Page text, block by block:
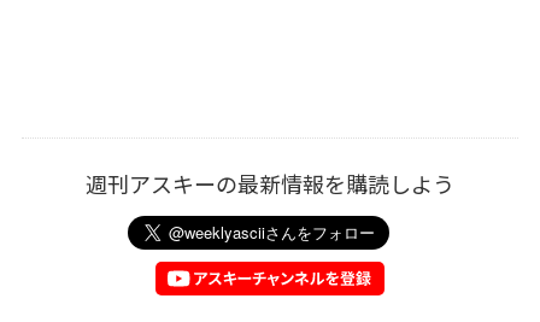
週刊アスキーの最新情報を購読しよう